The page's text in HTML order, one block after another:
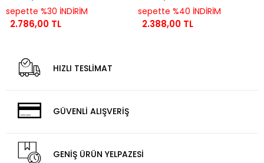
sepette %30 İNDİRİM
2.786,00 TL
sepette %40 İNDİRİM
2.388,00 TL
HIZLI TESLİMAT
GÜVENLİ ALIŞVERİŞ
GENİŞ ÜRÜN YELPAZESİ